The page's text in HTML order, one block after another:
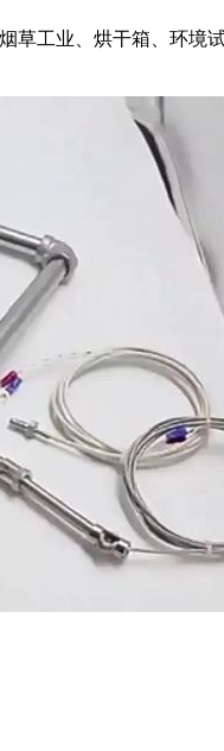
草工业、烘干箱、环境